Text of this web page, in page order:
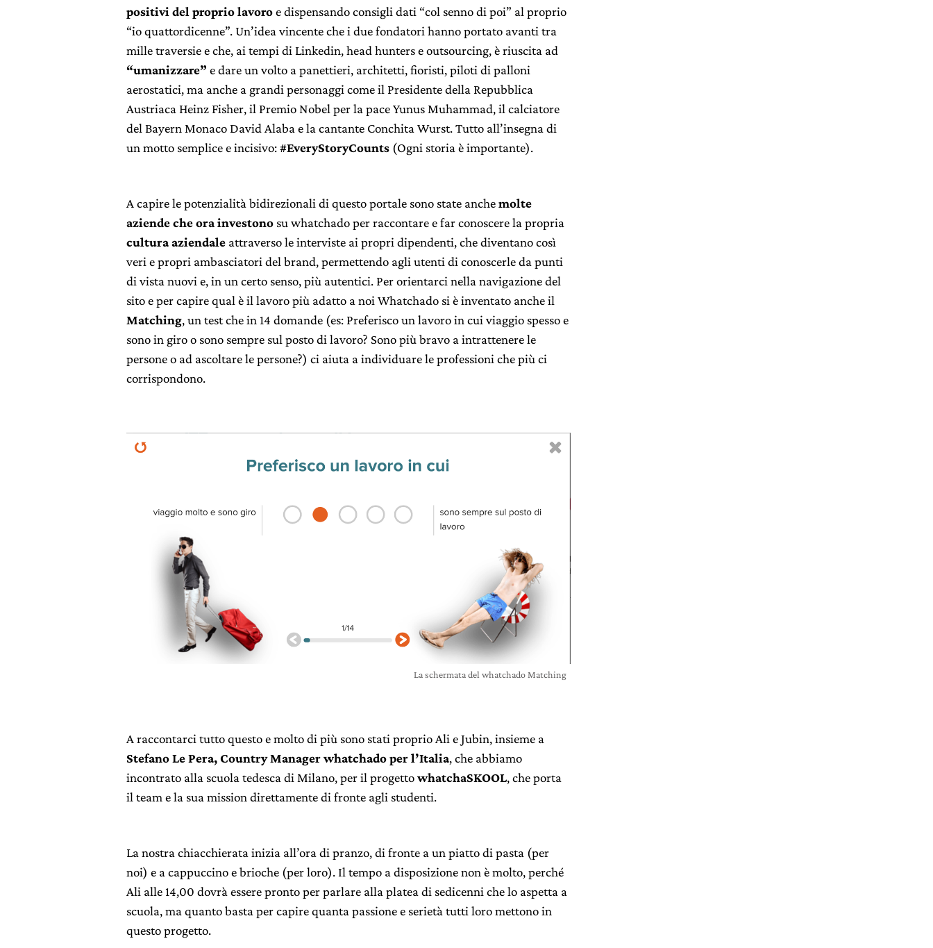
positivi del proprio lavoroe dispensando consigli dati “col senno di poi” al proprio
“io quattordicenne”. Un’idea vincente che i due fondatori hanno portato avanti tra
mille traversie e che, ai tempi di Linkedin, head hunters e outsourcing, è riuscita ad
“umanizzare” e dare un volto a panettieri, architetti, fioristi, piloti di palloni
aerostatici, ma anche a grandi personaggi come il Presidente della Repubblica
Austriaca Heinz Fisher, il Premio Nobel per la pace Yunus Muhammad, il calciatore
del Bayern Monaco David Alaba e la cantante Conchita Wurst. Tutto all’insegna di
un motto semplice e incisivo:#EveryStoryCounts (Ogni storia è importante).
A capire le potenzialità bidirezionali di questo portale sono state anchemolte
aziende che ora investono su whatchado per raccontare e far conoscere la propria
cultura aziendale attraverso le interviste ai propri dipendenti, che diventano così
veri e propri ambasciatori del brand, permettendo agli utenti di conoscerle da punti
di vista nuovi e, in un certo senso, più autentici. Per orientarci nella navigazione del
sito e per capire qual è il lavoro più adatto a noi Whatchado si è inventato anche il
Matching, un test che in 14 domande (es: Preferisco un lavoro in cui viaggio spesso e
sono in giro o sono sempre sul posto di lavoro? Sono più bravo a intrattenere le
persone o ad ascoltare le persone?) ci aiuta a individuare le professioni che più ci
corrispondono.
La schermata del whatchado Matching
A raccontarci tutto questo e molto di più sono stati proprio Ali e Jubin, insieme a
Stefano Le Pera, Country Manager whatchado per l’Italia, che abbiamo
incontrato alla scuola tedesca di Milano, per il progettowhatchaSKOOL, che porta
il team e la sua mission direttamente di fronte agli studenti.
La nostra chiacchierata inizia all’ora di pranzo, di fronte a un piatto di pasta (per
noi) e a cappuccino e brioche (per loro). Il tempo a disposizione non è molto, perché
Ali alle 14,00 dovrà essere pronto per parlare alla platea di sedicenni che lo aspetta a
scuola, ma quanto basta per capire quanta passione e serietà tutti loro mettono in
questo progetto.